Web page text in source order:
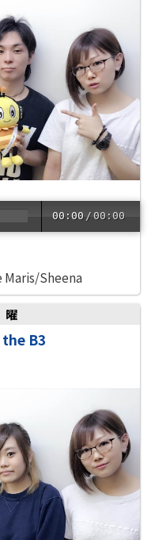
00:00 /00:00
Maris/Sheena
B3